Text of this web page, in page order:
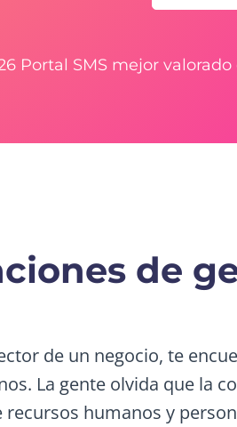
Portal SMS mejor
de
de un negocio, te
La gente olvida que la
recursos humanos y